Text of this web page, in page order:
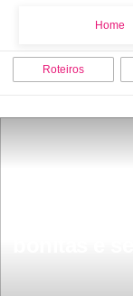
Home
Roteiros